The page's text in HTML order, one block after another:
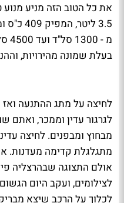
את כל הטוב הזה מניע מנוע
מ
בעלת שמונה מהירויות,
לחיצה על מתג ההתנעה
לגרגור עדין וממכר, ואתם
מבחוץ ומבפנים. לחיצה
מתגלגלת קדימה מעדנות.
אולם התצוגה שבהרצליה
לצילומים, ועקב היום
לכלוך על הרכב שיצא